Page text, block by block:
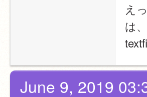
え
は
June 9, 2019